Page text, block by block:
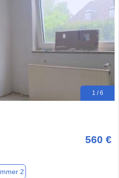
1 / 6
560 €
2